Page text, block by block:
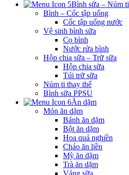
Bình sữa – Núm ti
Bình – Cốc tập uống
Cốc tập uống nước
Vệ sinh bình sữa
Cọ bình
Nước rửa bình
Hộp chia sữa – Trữ sữa
Hộp chia sữa
Túi trữ sữa
Núm ti thay thế
Bình sữa PPSU
Ăn dặm
Món ăn dặm
Bánh ăn dặm
Bột ăn dặm
Hoa quả nghiền
Cháo ăn liền
Mỳ ăn dặm
Trà ăn dặm
Váng sữa